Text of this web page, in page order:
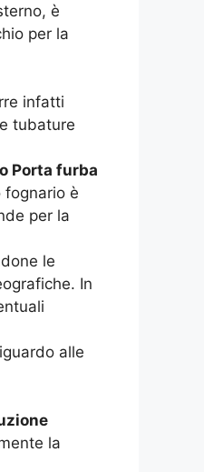
è
per la
infatti
tubature
Porta furba
fognario è
per la
le
In
alle
la